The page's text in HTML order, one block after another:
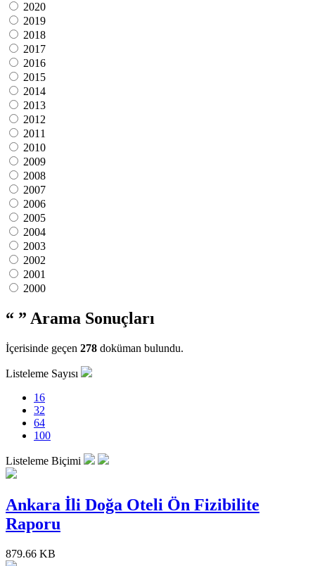
2020
2019
2018
2017
2016
2015
2014
2013
2012
2011
2010
2009
2008
2007
2006
2005
2004
2003
2002
2001
2000
“ ” Arama Sonuçları
İçerisinde geçen 278 doküman bulundu.
Listeleme Sayısı
16
32
64
100
Listeleme Biçimi
Ankara İli Doğa Oteli Ön Fizibilite
Raporu
879.66 KB